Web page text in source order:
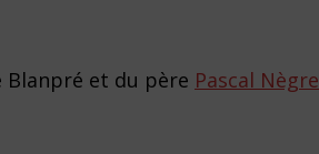
Blanpré et du père Pascal Nègre